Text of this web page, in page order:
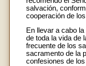
salvación,
cooperación de
En llevar a cabo
de toda la vida de
frecuente de los
sacramento de la
confesiones de